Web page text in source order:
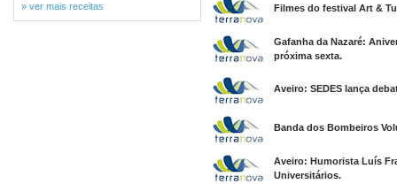
» ver mais receitas
Filmes do festival Art &
Gafanha da Nazaré:
próxima sexta.
Aveiro: SEDES lança
Banda dos Bombeiros
Aveiro: Humorista Luís
Universitários.